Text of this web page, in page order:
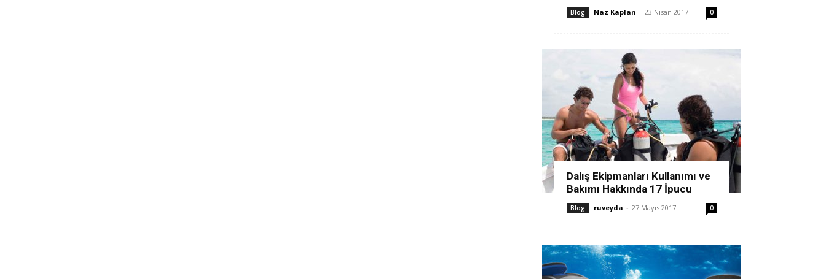
Blog Naz Kaplan - 23 Nisan 2017 0
Dalış Ekipmanları Kullanımı ve
Bakımı Hakkında 17 İpucu
Blog ruveyda - 27 Mayıs 2017 0